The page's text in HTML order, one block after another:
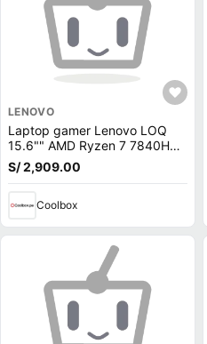
LENOVO
Laptop gamer Lenovo LOQ
15.6"" AMD Ryzen 7 7840HS,
512GB SSD, 16GB RAM, RTX
4050 6GB, Win11 Home, gris
S/ 2,909.00
Coolbox